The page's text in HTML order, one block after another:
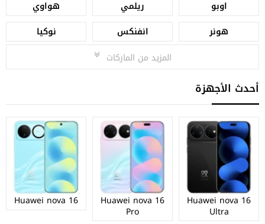
اوبو
ريلمي
هواوي
هونر
انفنكس
نوكيا
المزيد من الماركات
أحدث الأجهزة
Huawei nova 16
Ultra
Huawei nova 16
Pro
Huawei nova 16